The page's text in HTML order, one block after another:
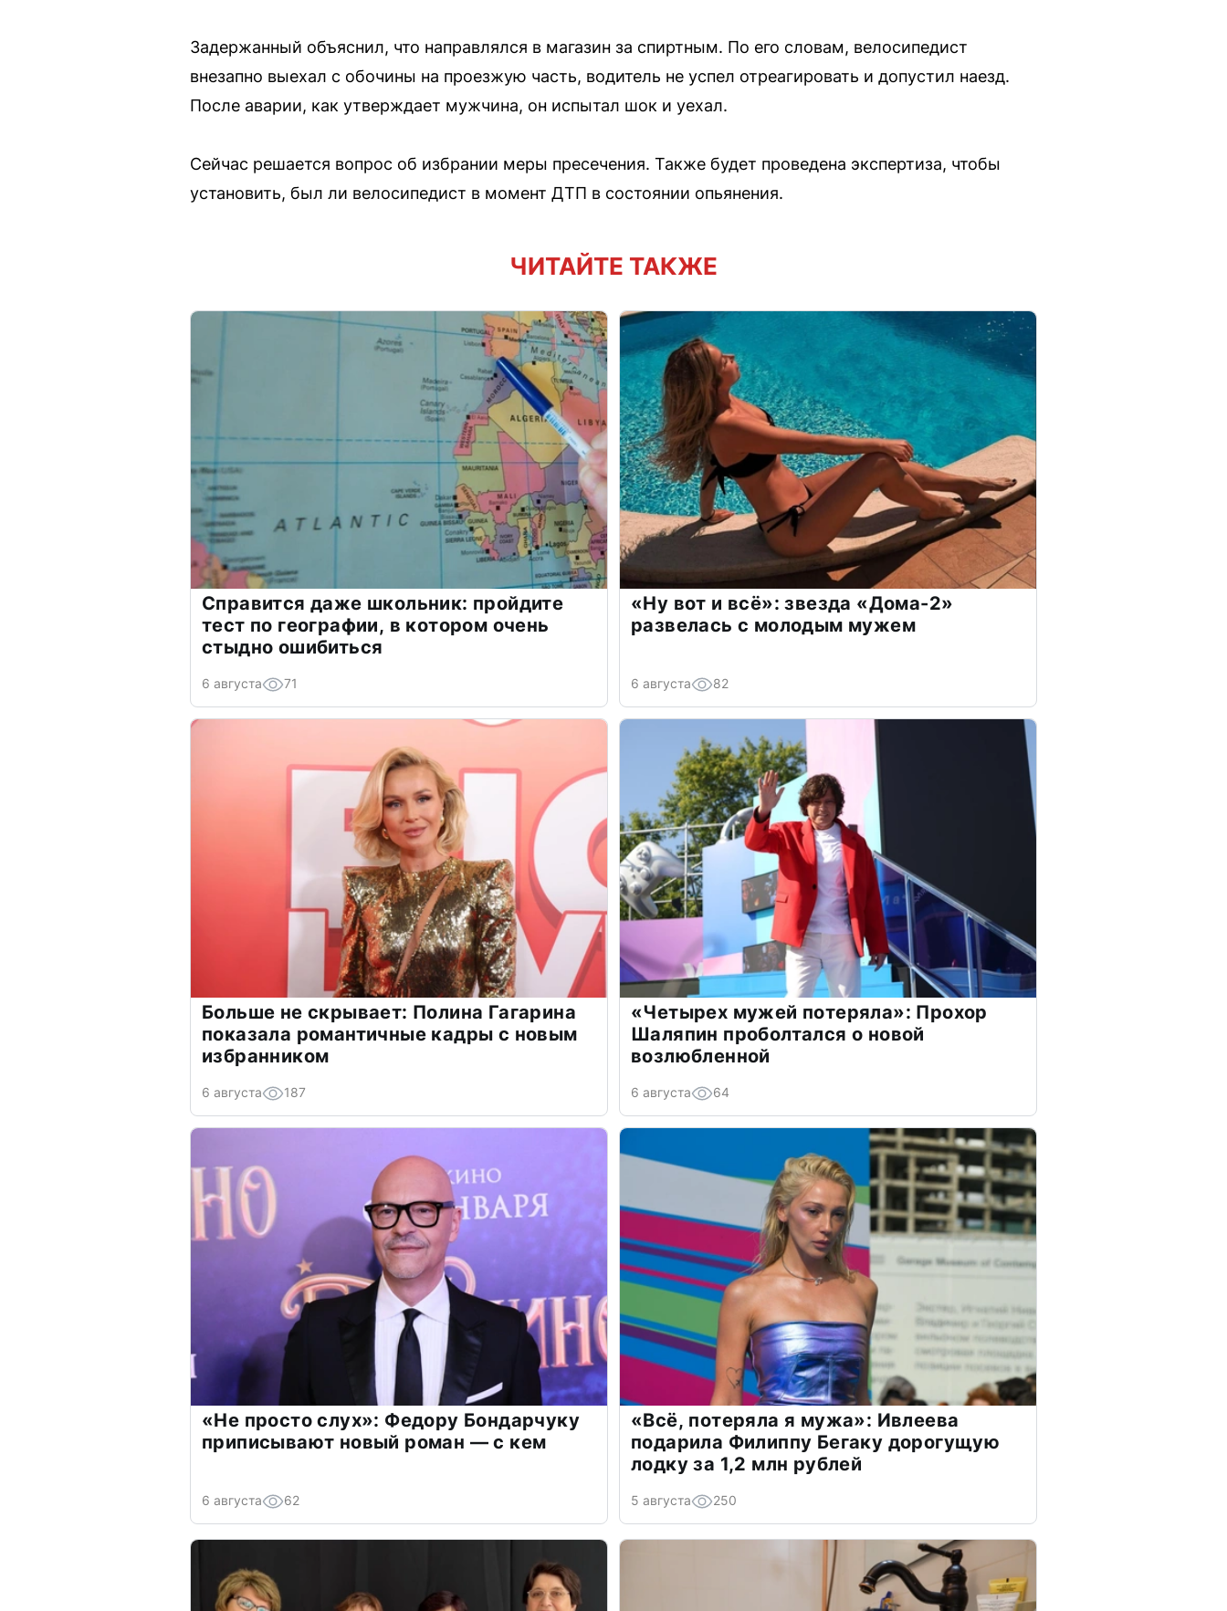
Задержанный объяснил, что направлялся в магазин за спиртным. По его словам, велосипедист
внезапно выехал с обочины на проезжую часть, водитель не успел отреагировать и допустил наезд.
После аварии, как утверждает мужчина, он испытал шок и уехал.
Сейчас решается вопрос об избрании меры пресечения. Также будет проведена экспертиза, чтобы
установить, был ли велосипедист в момент ДТП в состоянии опьянения.
ЧИТАЙТЕ ТАКЖЕ
Справится даже школьник: пройдите
тест по географии, в котором очень
стыдно ошибиться
6 августа 71
«Ну вот и всё»: звезда «Дома-2»
развелась с молодым мужем
6 августа 82
Больше не скрывает: Полина Гагарина
показала романтичные кадры с новым
избранником
6 августа 187
«Четырех мужей потеряла»: Прохор
Шаляпин проболтался о новой
возлюбленной
6 августа 64
«Не просто слух»: Федору Бондарчуку
приписывают новый роман — с кем
6 августа 62
«Всё, потеряла я мужа»: Ивлеева
подарила Филиппу Бегаку дорогущую
лодку за 1,2 млн рублей
5 августа 250